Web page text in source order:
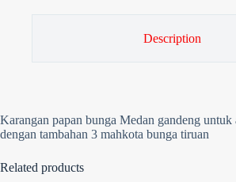
Description
Karangan papan bunga Medan gandeng untuk
dengan tambahan 3 mahkota bunga tiruan
Related products